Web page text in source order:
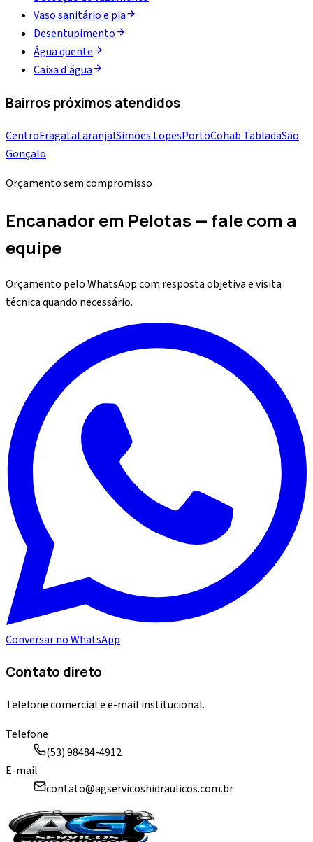
Vaso sanitário e pia
Desentupimento
Água quente
Caixa d'água
Bairros próximos atendidos
CentroFragataLaranjalSimões LopesPortoCohab TabladaSão
Gonçalo
Orçamento sem compromisso
Encanador em Pelotas — fale com a
equipe
Orçamento pelo WhatsApp com resposta objetiva e visita
técnica quando necessário.
Conversar no WhatsApp
Contato direto
Telefone comercial e e-mail institucional.
Telefone
(53) 98484-4912
E-mail
contato@agservicoshidraulicos.com.br